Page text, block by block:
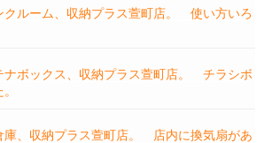
クルーム、収納プラス萱町店。 使い方いろ
ナボックス、収納プラス萱町店。 チラシボ
庫、収納プラス萱町店。 店内に換気扇があ